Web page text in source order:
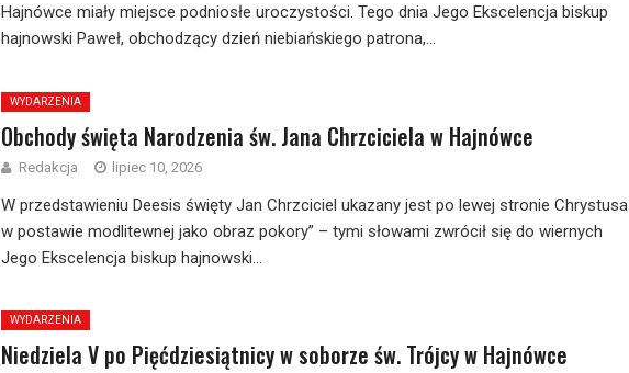
Hajnówce miały miejsce podniosłe uroczystości. Tego dnia Jego Ekscelencja biskup
hajnowski Paweł, obchodzący dzień niebiańskiego patrona,...
WYDARZENIA
Obchody święta Narodzenia św. Jana Chrzciciela w Hajnówce
Redakcja lipiec 10, 2026
W przedstawieniu Deesis święty Jan Chrzciciel ukazany jest po lewej stronie Chrystusa
w postawie modlitewnej jako obraz pokory” – tymi słowami zwrócił się do wiernych
Jego Ekscelencja biskup hajnowski...
WYDARZENIA
Niedziela V po Pięćdziesiątnicy w soborze św. Trójcy w Hajnówce